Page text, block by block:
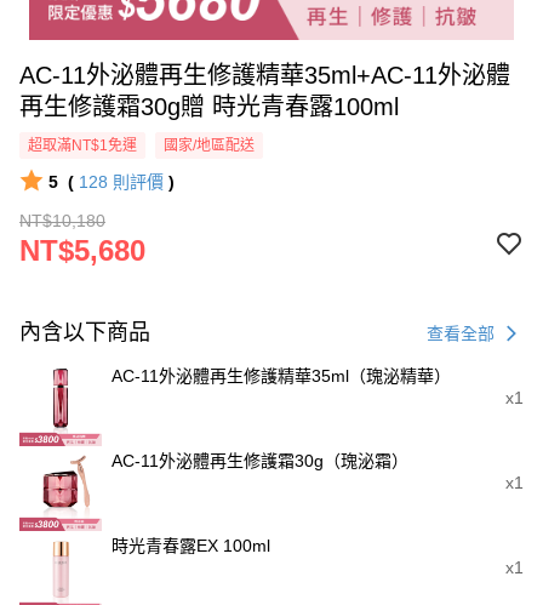
AC-11外泌體再生修護精華35ml+AC-11外泌體
再生修護霜30g贈 時光青春露100ml
超取滿NT$1免運 國家/地區配送
5 ( 128 則評價 )
NT$10,180
NT$5,680
內含以下商品 查看全部
AC-11外泌體再生修護精華35ml（瑰泌精華）
x1
AC-11外泌體再生修護霜30g（瑰泌霜）
x1
時光青春露EX 100ml
x1